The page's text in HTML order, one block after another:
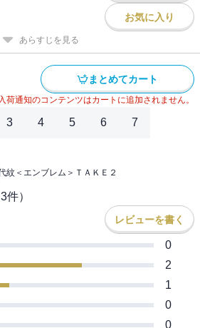
お気に入り
あらすじを見る
まとめてカート
通知のコンテンツはカートに追加されません。
3 4 5 6 7
紋＜エンブレム＞ＴＡＫＥ２
3件）
レビューを書く
0
2
1
0
0